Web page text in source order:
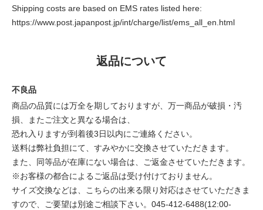
Shipping costs are based on EMS rates listed here:
https://www.post.japanpost.jp/int/charge/list/ems_all_en.html
返品について
不良品
商品の品質には万全を期しておりますが、万一商品が破損・汚
損、またご注文と異なる場合は、
恐れ入りますが到着後3日以内にご連絡ください。
送料は弊社負担にて、すみやかに交換させていただきます。
また、同等品が在庫にない場合は、ご返金させていただきます。
※お客様の都合によるご返品は受け付けておりません。
サイズ交換などは、こちらの出来る限り対応はさせていただきま
すので、ご要望は別途ご相談下さい。045-412-6488(12:00-